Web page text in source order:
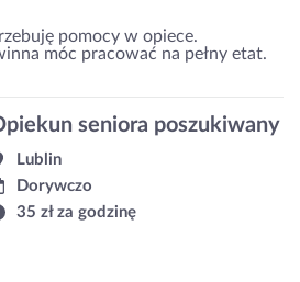
pomocy w opiece.
móc pracować na pełny etat.
seniora poszukiwany
Lublin
Dorywczo
35 zł za godzinę